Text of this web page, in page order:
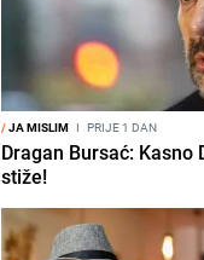
/JA MISLIM I PRIJE 1 DAN
Dragan Bursać: Kasno
stiže!